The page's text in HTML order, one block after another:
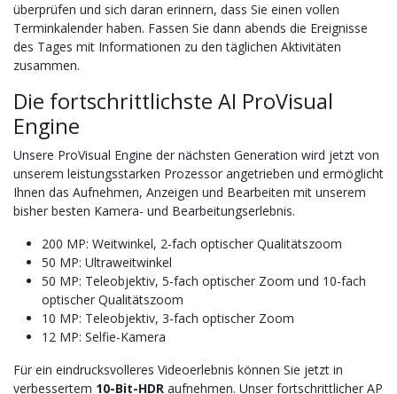
überprüfen und sich daran erinnern, dass Sie einen vollen
Terminkalender haben. Fassen Sie dann abends die Ereignisse
des Tages mit Informationen zu den täglichen Aktivitäten
zusammen.
Die fortschrittlichste AI ProVisual
Engine
Unsere ProVisual Engine der nächsten Generation wird jetzt von
unserem leistungsstarken Prozessor angetrieben und ermöglicht
Ihnen das Aufnehmen, Anzeigen und Bearbeiten mit unserem
bisher besten Kamera- und Bearbeitungserlebnis.
200 MP: Weitwinkel, 2-fach optischer Qualitätszoom
50 MP: Ultraweitwinkel
50 MP: Teleobjektiv, 5-fach optischer Zoom und 10-fach
optischer Qualitätszoom
10 MP: Teleobjektiv, 3-fach optischer Zoom
12 MP: Selfie-Kamera
Für ein eindrucksvolleres Videoerlebnis können Sie jetzt in
verbessertem 10-Bit-HDR aufnehmen. Unser fortschrittlicher AP